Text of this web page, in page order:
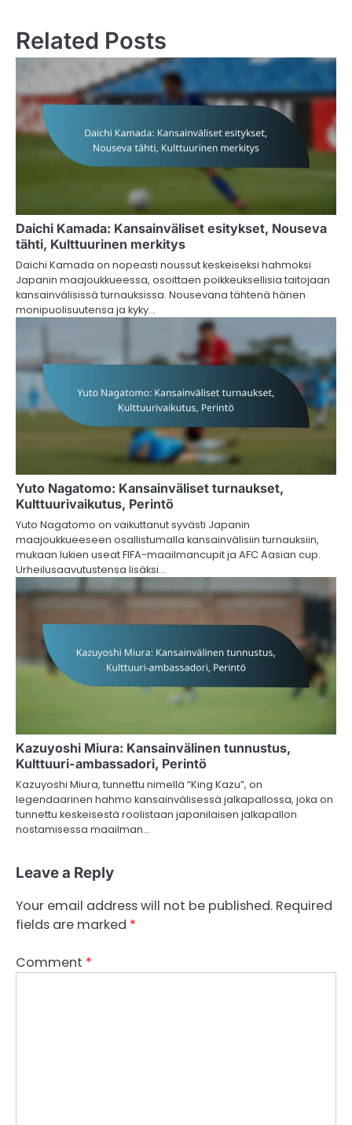
Related Posts
Daichi Kamada: Kansainväliset esitykset, Nouseva
tähti, Kulttuurinen merkitys
Daichi Kamada on nopeasti noussut keskeiseksi hahmoksi
Japanin maajoukkueessa, osoittaen poikkeuksellisia taitojaan
kansainvälisissä turnauksissa. Nousevana tähtenä hänen
monipuolisuutensa ja kyky…
Yuto Nagatomo: Kansainväliset turnaukset,
Kulttuurivaikutus, Perintö
Yuto Nagatomo on vaikuttanut syvästi Japanin
maajoukkueeseen osallistumalla kansainvälisiin turnauksiin,
mukaan lukien useat FIFA-maailmancupit ja AFC Aasian cup.
Urheilusaavutustensa lisäksi…
Kazuyoshi Miura: Kansainvälinen tunnustus,
Kulttuuri-ambassadori, Perintö
Kazuyoshi Miura, tunnettu nimellä “King Kazu”, on
legendaarinen hahmo kansainvälisessä jalkapallossa, joka on
tunnettu keskeisestä roolistaan japanilaisen jalkapallon
nostamisessa maailman…
Leave a Reply
Your email address will not be published. Required
fields are marked *
Comment *